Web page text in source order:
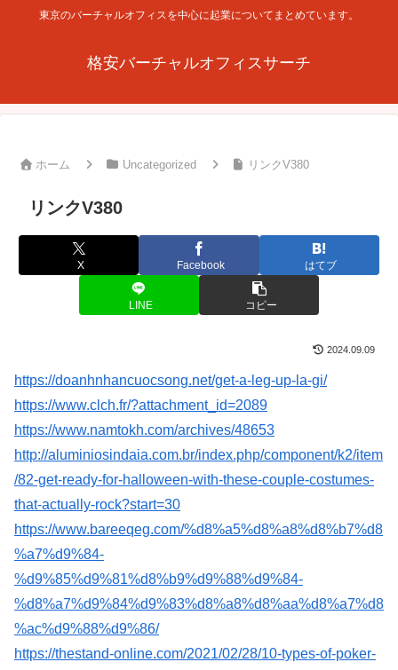
東京のバーチャルオフィスを中心に起業についてまとめています。
格安バーチャルオフィスサーチ
ホーム Uncategorized リンクV380
リンクV380
X Facebook はてブ
LINE コピー
2024.09.09
https://doanhnhancuocsong.net/get-a-leg-up-la-gi/
https://www.clch.fr/?attachment_id=2089
https://www.namtokh.com/archives/48653
http://aluminiosindaia.com.br/index.php/component/k2/item
/82-get-ready-for-halloween-with-these-couple-costumes-
that-actually-rock?start=30
https://www.bareeqeg.com/%d8%a5%d8%a8%d8%b7%d8
%a7%d9%84-
%d9%85%d9%81%d8%b9%d9%88%d9%84-
%d8%a7%d9%84%d9%83%d8%a8%d8%aa%d8%a7%d8
%ac%d9%88%d9%86/
https://thestand-online.com/2021/02/28/10-types-of-poker-